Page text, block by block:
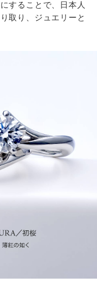
的。
所の人やゲストが下
走り、新居へ向かう
」